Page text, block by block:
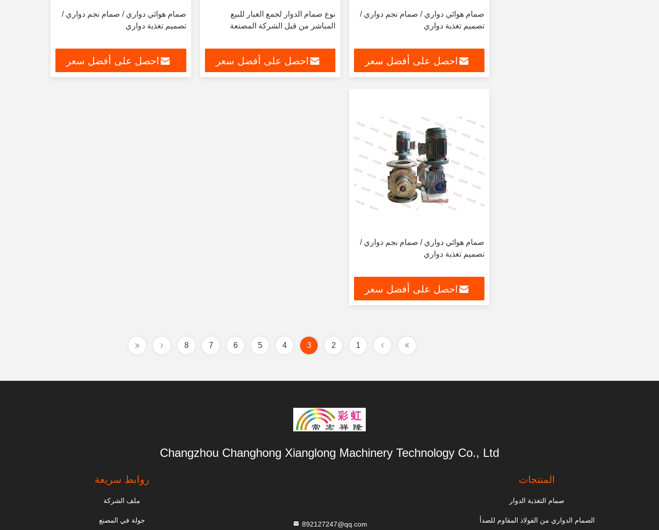
صمام هوائي دواري / صمام نجم دواري /
تصميم تغذية دواري
احصل على أفضل سعر
نوع صمام الدوار لجمع الغبار للبيع
المباشر من قبل الشركة المصنعة
احصل على أفضل سعر
صمام هوائي دواري / صمام نجم دواري /
تصميم تغذية دواري
احصل على أفضل سعر
صمام هوائي دواري / صمام نجم دواري /
تصميم تغذية دواري
احصل على أفضل سعر
1
2
3
4
5
6
7
8
Changzhou Changhong Xianglong Machinery Technology Co., Ltd
المنتجات
صمام التغذية الدوار
الصمام الدواري من الفولاذ المقاوم للصدأ 892127247@qq.com
روابط سريعة
ملف الشركة
جولة في المصنع